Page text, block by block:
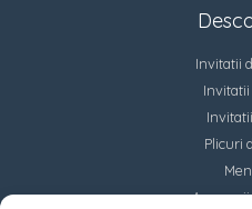
Invitatii
Plicuri